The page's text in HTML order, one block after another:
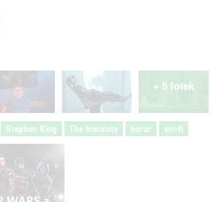
+ 5 fotek
Stephen King The Institute horor sci-fi